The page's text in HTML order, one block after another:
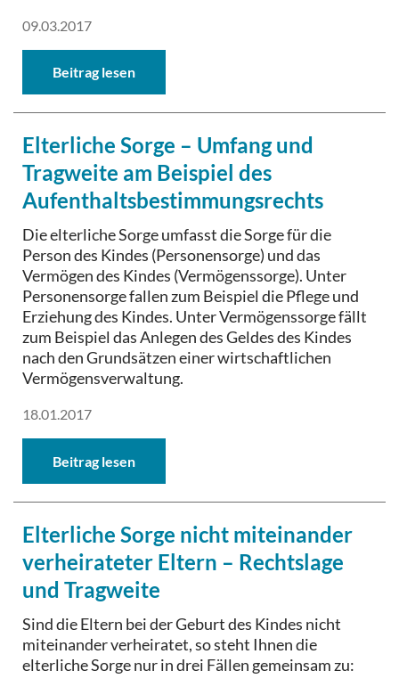
09.03.2017
Beitrag lesen
Elterliche Sorge – Umfang und
Tragweite am Beispiel des
Aufenthaltsbestimmungsrechts
Die elterliche Sorge umfasst die Sorge für die
Person des Kindes (Personensorge) und das
Vermögen des Kindes (Vermögenssorge). Unter
Personensorge fallen zum Beispiel die Pflege und
Erziehung des Kindes. Unter Vermögenssorge fällt
zum Beispiel das Anlegen des Geldes des Kindes
nach den Grundsätzen einer wirtschaftlichen
Vermögensverwaltung.
18.01.2017
Beitrag lesen
Elterliche Sorge nicht miteinander
verheirateter Eltern – Rechtslage
und Tragweite
Sind die Eltern bei der Geburt des Kindes nicht
miteinander verheiratet, so steht Ihnen die
elterliche Sorge nur in drei Fällen gemeinsam zu: